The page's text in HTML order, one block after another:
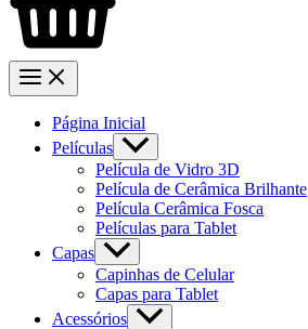
Página Inicial
Películas
Película de Vidro 3D
Película de Cerâmica Brilhante
Película Cerâmica Fosca
Películas para Tablet
Capas
Capinhas de Celular
Capas para Tablet
Acessórios